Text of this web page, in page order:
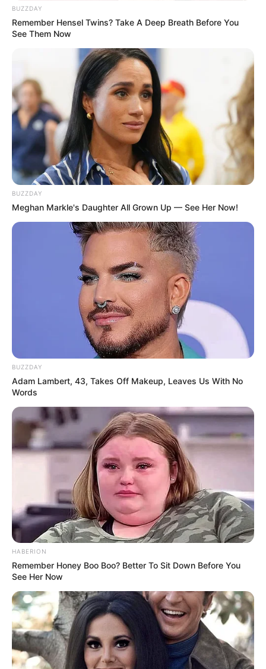
Ambyar! 10 Kalimat Baper
Pakai Bahasa Jawa Ini Bikin
Galau Abis
Fail! 10 Potret Makanan Gagal
Dimasak yang Bikin Kamu
Nggak Selera
10 Pose Manekin Anti
Mainstream yang Konyol
Banget
8 Kata Lucu Seputar Malam
Minggu ala Jomblo yang Bikin
Ngenes
10 Desain Kanopi Tempat
Tidur, Serasa Beristirahat di
Kamar Raja
BUZZDAY
Remember Hensel Twins? Take A Deep Breath Before You
See Them Now
BUZZDAY
Meghan Markle's Daughter All Grown Up — See Her Now!
BUZZDAY
Adam Lambert, 43, Takes Off Makeup, Leaves Us With No
Words
HABERION
Remember Honey Boo Boo? Better To Sit Down Before You
See Her Now